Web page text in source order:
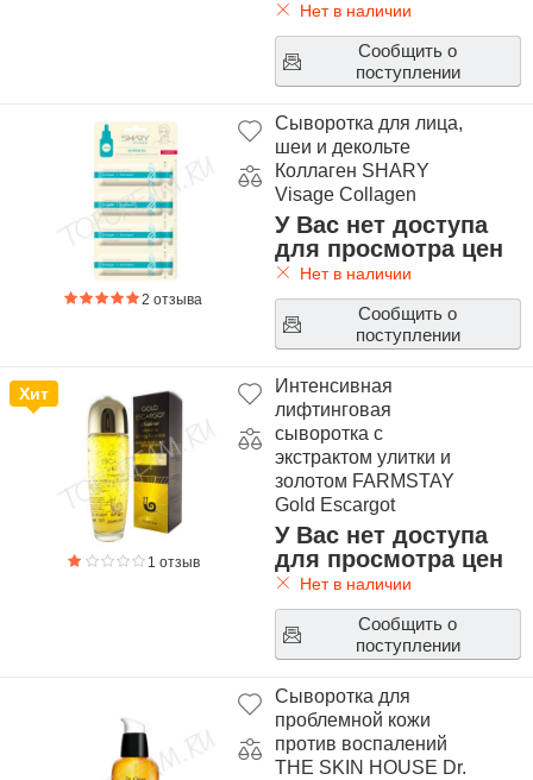
Нет в наличии
Сообщить о
поступлении
2 отзыва
Сыворотка для лица,
шеи и декольте
Коллаген SHARY
Visage Collagen
У Вас нет доступа
для просмотра цен
Нет в наличии
Сообщить о
поступлении
1 отзыв
Хит
Интенсивная
лифтинговая
сыворотка с
экстрактом улитки и
золотом FARMSTAY
Gold Escargot
Noblesse Intensive
Lifting Essence
У Вас нет доступа
для просмотра цен
Нет в наличии
Сообщить о
поступлении
Сыворотка для
проблемной кожи
против воспалений
THE SKIN HOUSE Dr.